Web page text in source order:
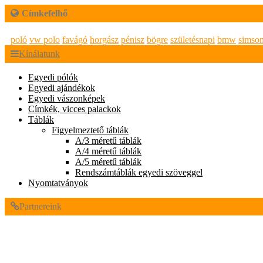
Címkefelhő
poló vw polo favágó horgász pénisz bögre születésnapi bmw simson
Kínálatunk
Egyedi pólók
Egyedi ajándékok
Egyedi vászonképek
Címkék, vicces palackok
Táblák
Figyelmeztető táblák
A/3 méretű táblák
A/4 méretű táblák
A/5 méretű táblák
Rendszámtáblák egyedi szöveggel
Nyomtatványok
Partnereink